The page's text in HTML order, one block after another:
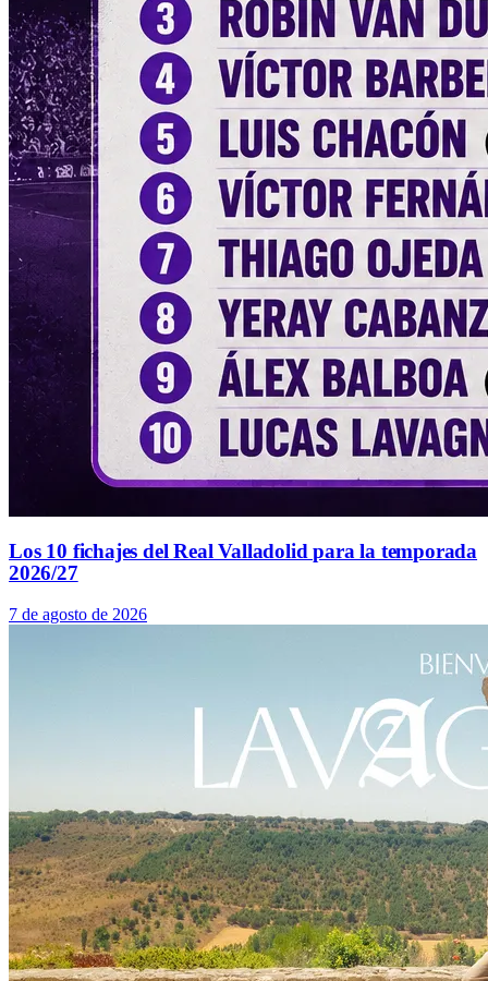
Los 10 fichajes del Real Valladolid para la temporada
2026/27
7 de agosto de 2026